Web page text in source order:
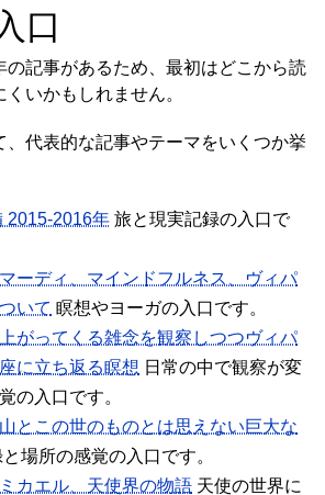
口
の記事があるため、最初はどこから読
いかもしれません。
、代表的な記事やテーマをいくつか挙
2015-2016年 旅と現実記録の入口で
ーディ、マインドフルネス、ヴィパ
いて 瞑想やヨーガの入口です。
がってくる雑念を観察しつつヴィパ
に立ち返る瞑想 日常の中で観察が変
の入口です。
とこの世のものとは思えない巨大な
場所の感覚の入口です。
カエル、天使界の物語 天使の世界に